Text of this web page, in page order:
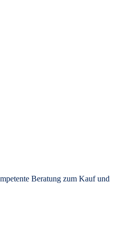
Beratung zum Kauf und